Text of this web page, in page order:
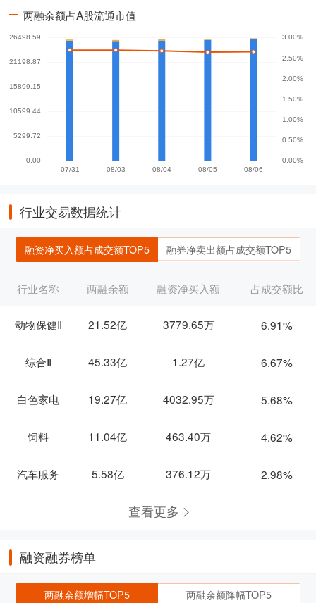
两融余额占A股流通市值
行业交易数据统计
融资净买入额占成交额TOP5 融券净卖出额占成交额TOP5
行业名称 两融余额 融资净买入额 占成交额比
动物保健Ⅱ 21.52亿 3779.65万 6.91%
综合Ⅱ 45.33亿 1.27亿 6.67%
白色家电 19.27亿 4032.95万 5.68%
饲料 11.04亿 463.40万 4.62%
汽车服务 5.58亿 376.12万 2.98%
查看更多
融资融券榜单
两融余额增幅TOP5 两融余额降幅TOP5